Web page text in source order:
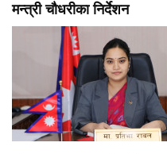
मन्त्री चौधरीका निर्देशन